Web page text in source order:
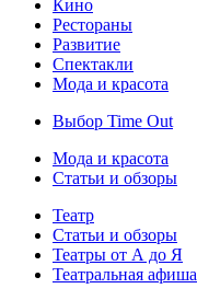
Кино
Рестораны
Развитие
Спектакли
Мода и красота
Выбор Time Out
Мода и красота
Статьи и обзоры
Театр
Статьи и обзоры
Театры от А до Я
Театральная афиша